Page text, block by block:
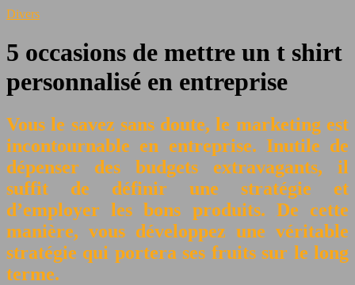
Divers
5 occasions de mettre un t shirt
personnalisé en entreprise
Vous le savez sans doute, le marketing est
incontournable en entreprise. Inutile de
dépenser des budgets extravagants, il
suffit de définir une stratégie et
d’employer les bons produits. De cette
manière, vous développez une véritable
stratégie qui portera ses fruits sur le long
terme.